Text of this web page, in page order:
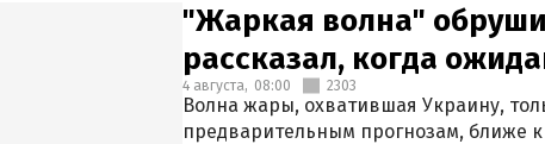
"Жаркая волна"
рассказал, когда
4 августа, 08:00 2303
Волна жары, охватившая Украину,
предварительным прогнозам, ближе